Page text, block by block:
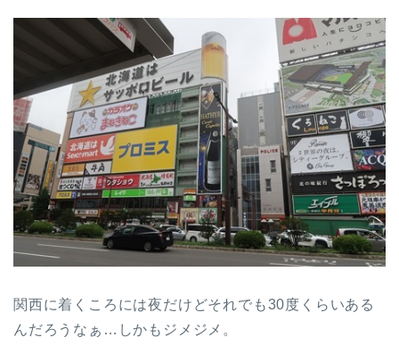
関西に着くころには夜だけどそれでも30度くらいある
んだろうなぁ…しかもジメジメ。